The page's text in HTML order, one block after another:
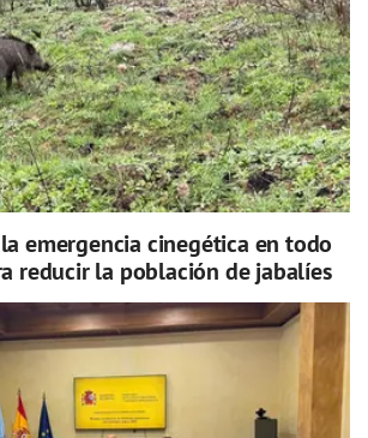
emergencia cinegética en todo
reducir la población de jabalíes